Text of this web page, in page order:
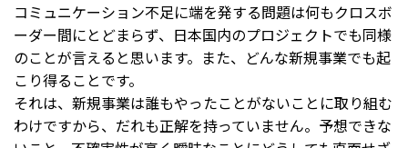
コミュニケーション不足に端を発する問題は何もクロスボ
ーダー間にとどまらず、日本国内のプロジェクトでも同様
のことが言えると思います。また、どんな新規事業でも起
こり得ることです。
それは、新規事業は誰もやったことがないことに取り組む
わけですから、だれも正解を持っていません。予想できな